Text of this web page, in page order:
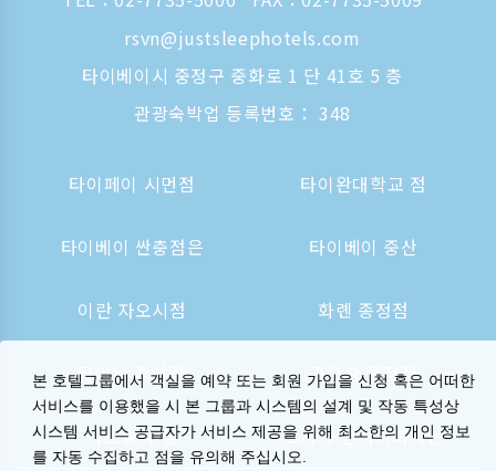
rsvn@justsleephotels.com
타이베이시 중정구 중화로 1 단 41호 5 층
관광숙박업 등록번호： 348
타이페이 시먼점 타이완대학교 점
타이베이 싼충점은 타이베이 중산
이란 자오시점 화롄 종정점
타이난 후산점 가오슝 종정점
가오슝역 점 오사카 신사이바시는
본 호텔그룹에서 객실을 예약 또는 회원 가입을 신청 혹은 어떠한
서비스를 이용했을 시 본 그룹과 시스템의 설계 및 작동 특성상
시스템 서비스 공급자가 서비스 제공을 위해 최소한의 개인 정보
를 자동 수집하고 점을 유의해 주십시오.